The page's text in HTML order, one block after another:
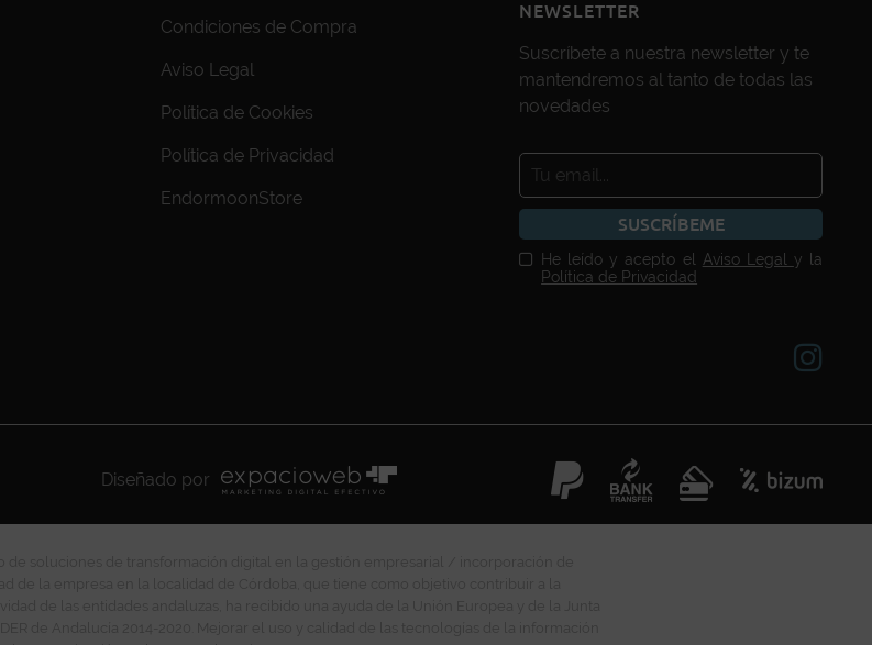
Condiciones de Compra
Aviso Legal
Política de Cookies
Política de Privacidad
EndormoonStore
NEWSLETTER
Suscríbete a nuestra newsletter y te
mantendremos al tanto de todas las
novedades
SUSCRÍBEME
He leído y acepto el Aviso Legal y la
Política de Privacidad
Diseñado por